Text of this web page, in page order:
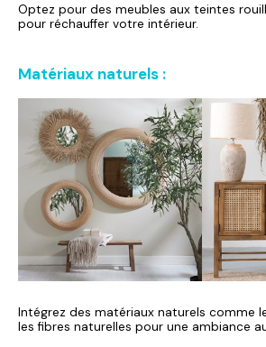
Optez pour des meubles aux teintes
pour réchauffer votre intérieur.
Matériaux naturels :
Intégrez des matériaux naturels comme
les fibres naturelles pour une ambiance